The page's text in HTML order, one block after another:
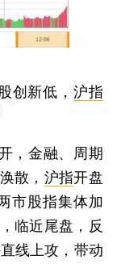
创新低， 沪指
，金融、周期
散， 沪指开盘
市股指集体加
临近尾盘，反
线上攻，带动